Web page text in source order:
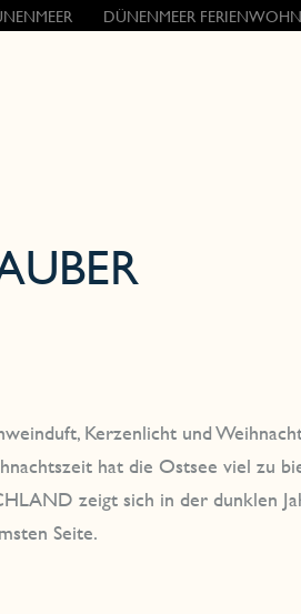
DÜNENMEER
Kerzenlicht und
hat die Ostsee viel zu
zeigt sich in der dunklen
Seite.